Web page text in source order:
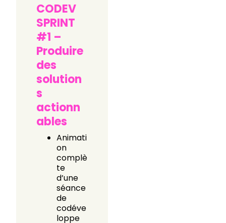
CODEV
SPRINT
#1 –
Produire
des
solution
s
actionn
ables
Animati
on
complè
te
d’une
séance
de
codéve
loppe